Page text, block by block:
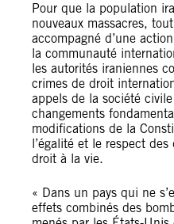
Pour que la population
nouveaux massacres,
accompagné d’une
la communauté
les autorités iraniennes
crimes de droit
appels de la société
changements
modifications de la
l’égalité et le respect
droit à la vie.
« Dans un pays qui ne
effets combinés des